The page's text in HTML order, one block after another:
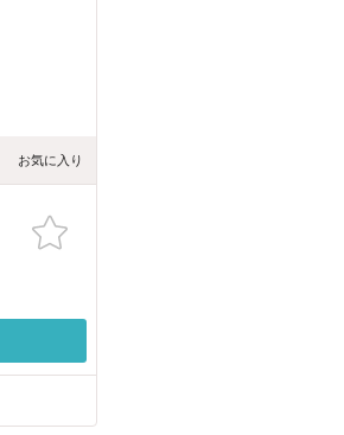
お気に入り